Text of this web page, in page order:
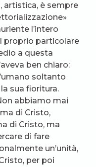
artistica, è sempre
l’intero
proprio particolare
a questa
ben chiaro:
soltanto
sua fioritura.
abbiamo mai
di Cristo,
di Cristo, ma
di fare
un’unità,
per poi